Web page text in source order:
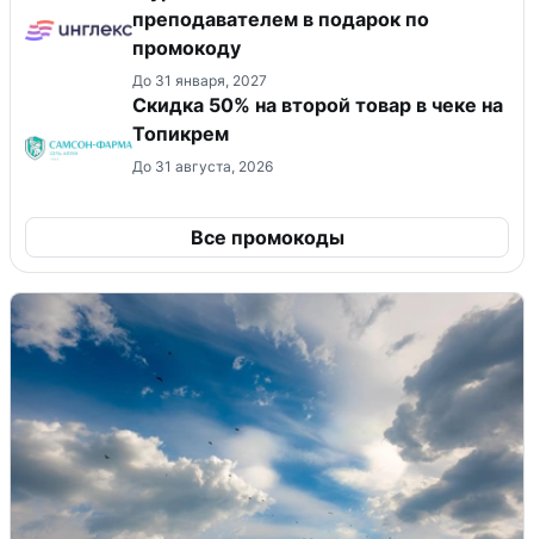
преподавателем в подарок по
промокоду
До 31 января, 2027
Скидка 50% на второй товар в чеке на
Топикрем
До 31 августа, 2026
Все промокоды